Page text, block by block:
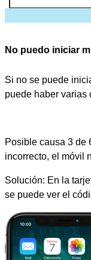
No puedo iniciar
Si no se puede
puede haber varias
Posible causa 3 de
incorrecto, el móvil
Solución: En la
se puede ver el